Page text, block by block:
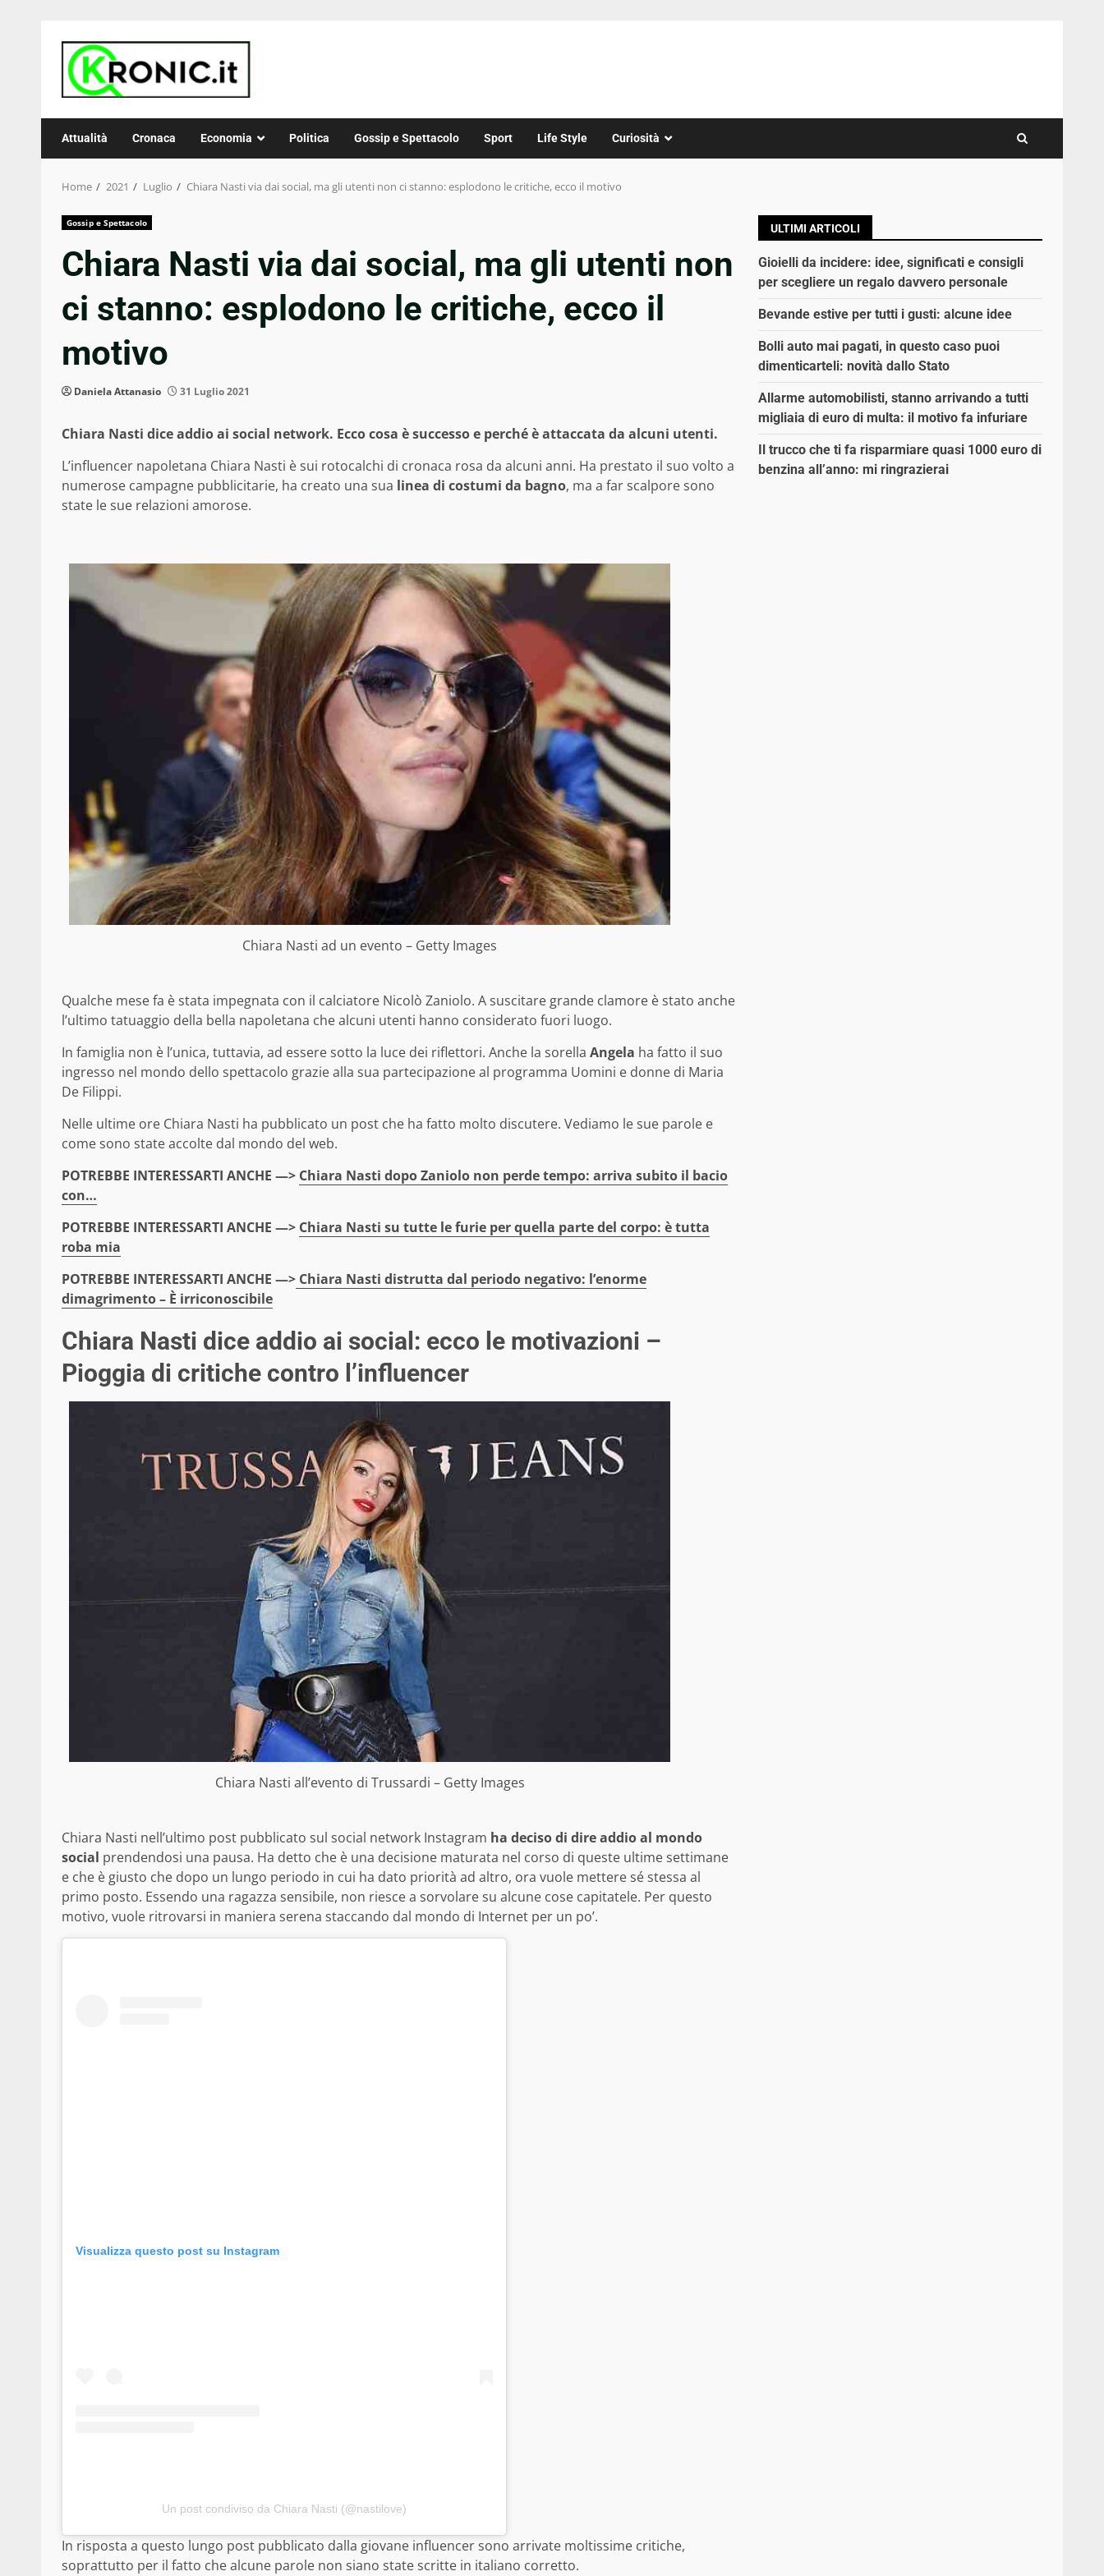
content
Attualità Cronaca Economia Politica Gossip e Spettacolo Sport Life Style Curiosità
Home 2021 Luglio Chiara Nasti via dai social, ma gli utenti non ci stanno: esplodono le critiche, ecco il motivo
Gossip e Spettacolo
Chiara Nasti via dai social, ma gli utenti non
ci stanno: esplodono le critiche, ecco il
motivo
Daniela Attanasio 31 Luglio 2021
Chiara Nasti dice addio ai social network. Ecco cosa è successo e perché è attaccata da alcuni utenti.
L’influencer napoletana Chiara Nasti è sui rotocalchi di cronaca rosa da alcuni anni. Ha prestato il suo volto a
numerose campagne pubblicitarie, ha creato una sua linea di costumi da bagno, ma a far scalpore sono
state le sue relazioni amorose.
Chiara Nasti ad un evento – Getty Images
Qualche mese fa è stata impegnata con il calciatore Nicolò Zaniolo. A suscitare grande clamore è stato anche
l’ultimo tatuaggio della bella napoletana che alcuni utenti hanno considerato fuori luogo.
In famiglia non è l’unica, tuttavia, ad essere sotto la luce dei riflettori. Anche la sorella Angela ha fatto il suo
ingresso nel mondo dello spettacolo grazie alla sua partecipazione al programma Uomini e donne di Maria
De Filippi.
Nelle ultime ore Chiara Nasti ha pubblicato un post che ha fatto molto discutere. Vediamo le sue parole e
come sono state accolte dal mondo del web.
POTREBBE INTERESSARTI ANCHE —> Chiara Nasti dopo Zaniolo non perde tempo: arriva subito il bacio
con…
POTREBBE INTERESSARTI ANCHE —> Chiara Nasti su tutte le furie per quella parte del corpo: è tutta
roba mia
POTREBBE INTERESSARTI ANCHE —> Chiara Nasti distrutta dal periodo negativo: l’enorme
dimagrimento – È irriconoscibile
Chiara Nasti dice addio ai social: ecco le motivazioni –
Pioggia di critiche contro l’influencer
Chiara Nasti all’evento di Trussardi – Getty Images
Chiara Nasti nell’ultimo post pubblicato sul social network Instagram ha deciso di dire addio al mondo
social prendendosi una pausa. Ha detto che è una decisione maturata nel corso di queste ultime settimane
e che è giusto che dopo un lungo periodo in cui ha dato priorità ad altro, ora vuole mettere sé stessa al
primo posto. Essendo una ragazza sensibile, non riesce a sorvolare su alcune cose capitatele. Per questo
motivo, vuole ritrovarsi in maniera serena staccando dal mondo di Internet per un po’.
Visualizza questo post su Instagram
Un post condiviso da Chiara Nasti (@nastilove)
In risposta a questo lungo post pubblicato dalla giovane influencer sono arrivate moltissime critiche,
soprattutto per il fatto che alcune parole non siano state scritte in italiano corretto.
ULTIMI ARTICOLI
Gioielli da incidere: idee, significati e consigli
per scegliere un regalo davvero personale
Bevande estive per tutti i gusti: alcune idee
Bolli auto mai pagati, in questo caso puoi
dimenticarteli: novità dallo Stato
Allarme automobilisti, stanno arrivando a tutti
migliaia di euro di multa: il motivo fa infuriare
Il trucco che ti fa risparmiare quasi 1000 euro di
benzina all’anno: mi ringrazierai